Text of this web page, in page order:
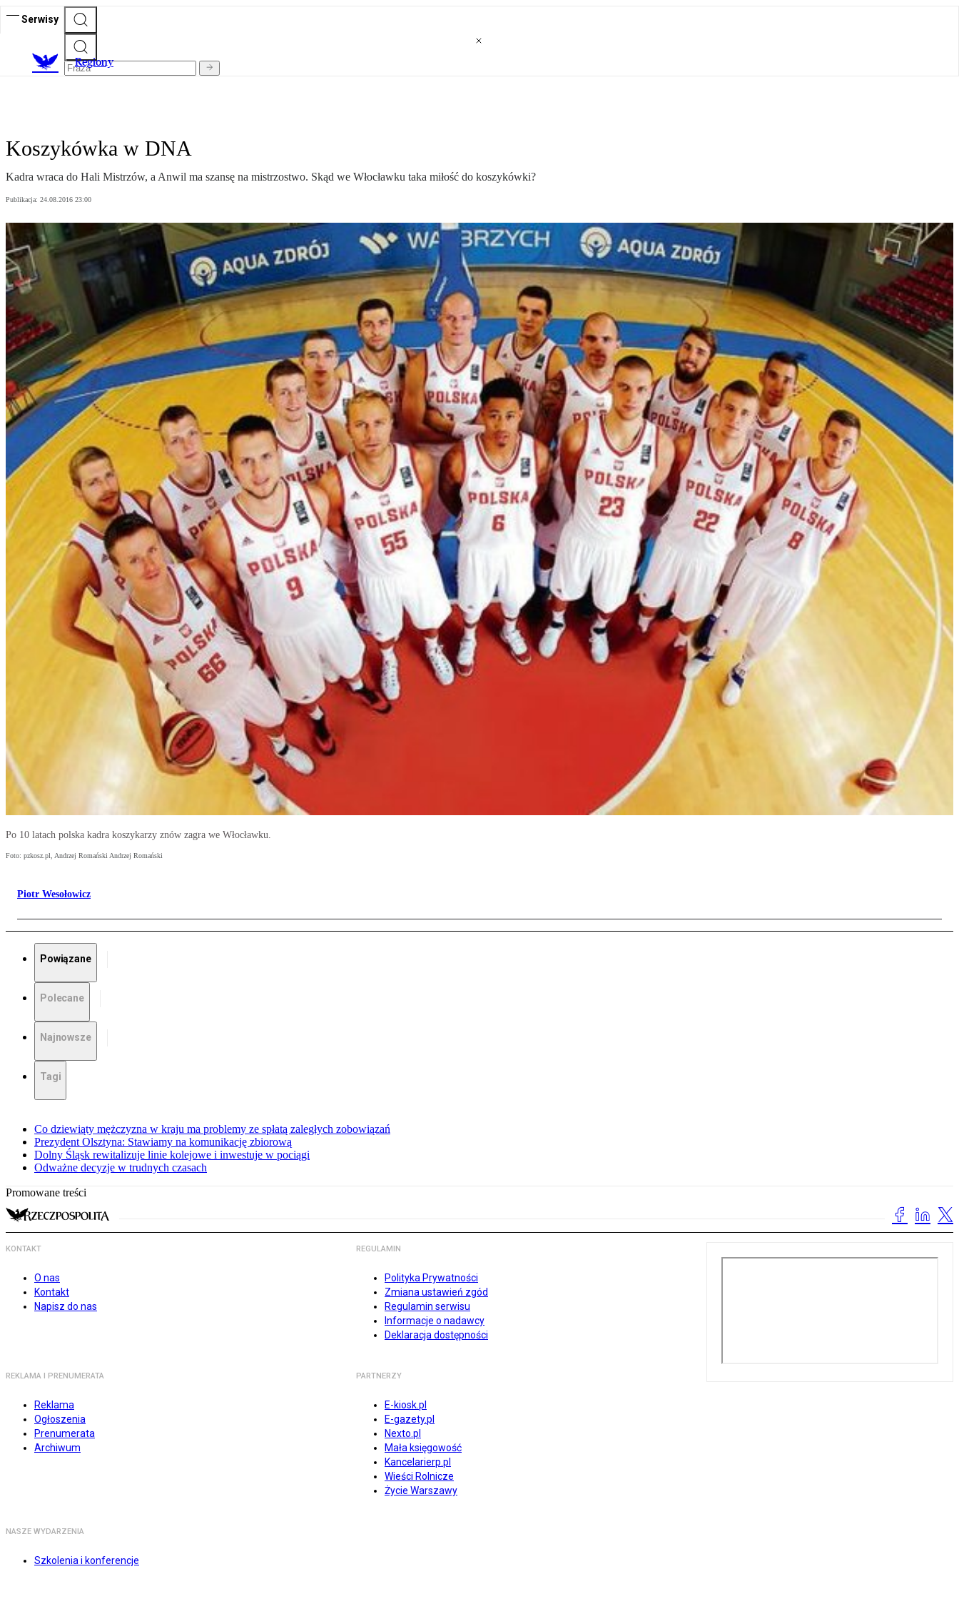
Serwisy
Regiony
Koszykówka w DNA
Kadra wraca do Hali Mistrzów, a Anwil ma szansę na mistrzostwo. Skąd we Włocławku taka miłość do koszykówki?
Publikacja: 24.08.2016 23:00
Po 10 latach polska kadra koszykarzy znów zagra we Włocławku.
Foto: pzkosz.pl, Andrzej Romański Andrzej Romański
Piotr Wesołowicz
Powiązane
Polecane
Najnowsze
Tagi
Co dziewiąty mężczyzna w kraju ma problemy ze spłatą zaległych zobowiązań
Prezydent Olsztyna: Stawiamy na komunikację zbiorową
Dolny Śląsk rewitalizuje linie kolejowe i inwestuje w pociągi
Odważne decyzje w trudnych czasach
Promowane treści
KONTAKT
O nas
Kontakt
Napisz do nas
REGULAMIN
Polityka Prywatności
Zmiana ustawień zgód
Regulamin serwisu
Informacje o nadawcy
Deklaracja dostępności
REKLAMA I PRENUMERATA
Reklama
Ogłoszenia
Prenumerata
Archiwum
PARTNERZY
E-kiosk.pl
E-gazety.pl
Nexto.pl
Mała księgowość
Kancelarierp.pl
Wieści Rolnicze
Życie Warszawy
NASZE WYDARZENIA
Szkolenia i konferencje